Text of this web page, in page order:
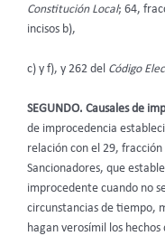
Constitución Local; 64,
incisos b),
c) y f), y 262 del Código
SEGUNDO. Causales de
de improcedencia
relación con el 29,
Sancionadores, que
improcedente cuando no
circunstancias de tiempo,
hagan verosímil los hechos